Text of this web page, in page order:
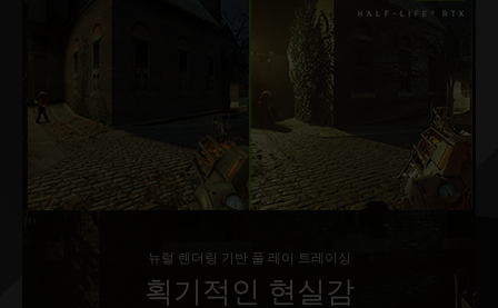
뉴럴 렌더링 기반 풀 레이 트레이싱
획기적인 현실감